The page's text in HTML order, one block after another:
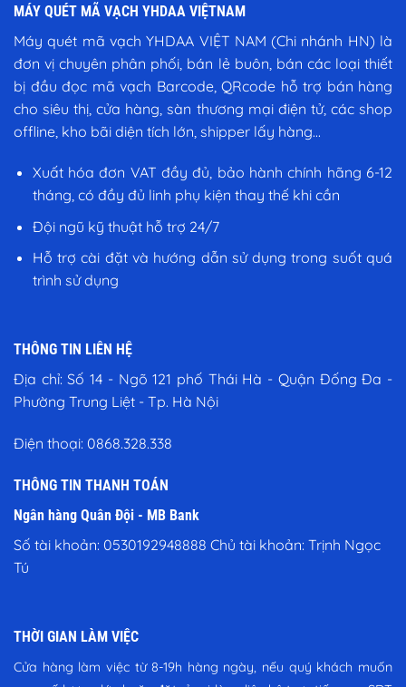
MÁY QUÉT MÃ VẠCH YHDAA VIỆTNAM
Máy quét mã vạch YHDAA VIỆT NAM (Chi nhánh HN) là
đơn vị chuyên phân phối, bán lẻ buôn, bán các loại thiết
bị đầu đọc mã vạch Barcode, QRcode hỗ trợ bán hàng
cho siêu thị, cửa hàng, sàn thương mại điện tử, các shop
offline, kho bãi diện tích lớn, shipper lấy hàng...
Xuất hóa đơn VAT đầy đủ, bảo hành chính hãng 6-12
tháng, có đầy đủ linh phụ kiện thay thế khi cần
Đội ngũ kỹ thuật hỗ trợ 24/7
Hỗ trợ cài đặt và hướng dẫn sử dụng trong suốt quá
trình sử dụng
THÔNG TIN LIÊN HỆ
Địa chỉ: Số 14 - Ngõ 121 phố Thái Hà - Quận Đống Đa -
Phường Trung Liệt - Tp. Hà Nội
Điện thoại: 0868.328.338
THÔNG TIN THANH TOÁN
Ngân hàng Quân Đội - MB Bank
Số tài khoản: 0530192948888 Chủ tài khoản: Trịnh Ngọc
Tú
THỜI GIAN LÀM VIỆC
Cửa hàng làm việc từ 8-19h hàng ngày, nếu quý khách muốn